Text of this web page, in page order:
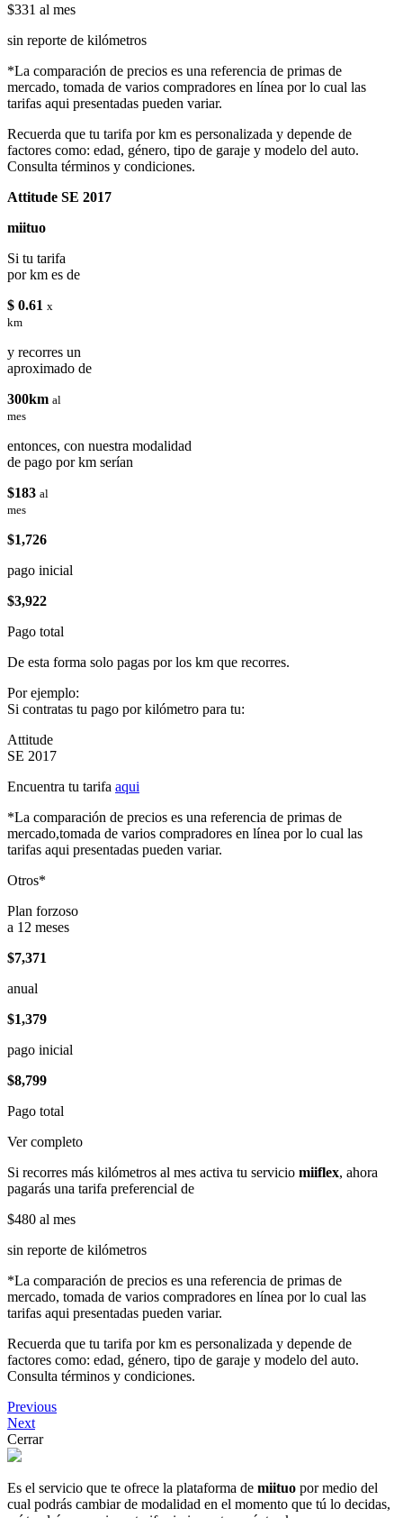
$331 al mes
sin reporte de kilómetros
*La comparación de precios es una referencia de primas de
mercado, tomada de varios compradores en línea por lo cual las
tarifas aqui presentadas pueden variar.
Recuerda que tu tarifa por km es personalizada y depende de
factores como: edad, género, tipo de garaje y modelo del auto.
Consulta términos y condiciones.
Attitude SE 2017
miituo
Si tu tarifa
por km es de
$ 0.61 x
km
y recorres un
aproximado de
300km al
mes
entonces, con nuestra modalidad
de pago por km serían
$183 al
mes
$1,726
pago inicial
$3,922
Pago total
De esta forma solo pagas por los km que recorres.
Por ejemplo:
Si contratas tu pago por kilómetro para tu:
Attitude
SE 2017
Encuentra tu tarifa aqui
*La comparación de precios es una referencia de primas de
mercado,tomada de varios compradores en línea por lo cual las
tarifas aqui presentadas pueden variar.
Otros*
Plan forzoso
a 12 meses
$7,371
anual
$1,379
pago inicial
$8,799
Pago total
Ver completo
Si recorres más kilómetros al mes activa tu servicio miiflex, ahora
pagarás una tarifa preferencial de
$480 al mes
sin reporte de kilómetros
*La comparación de precios es una referencia de primas de
mercado, tomada de varios compradores en línea por lo cual las
tarifas aqui presentadas pueden variar.
Recuerda que tu tarifa por km es personalizada y depende de
factores como: edad, género, tipo de garaje y modelo del auto.
Consulta términos y condiciones.
Previous
Next
Cerrar
Es el servicio que te ofrece la plataforma de miituo por medio del
cual podrás cambiar de modalidad en el momento que tú lo decidas,